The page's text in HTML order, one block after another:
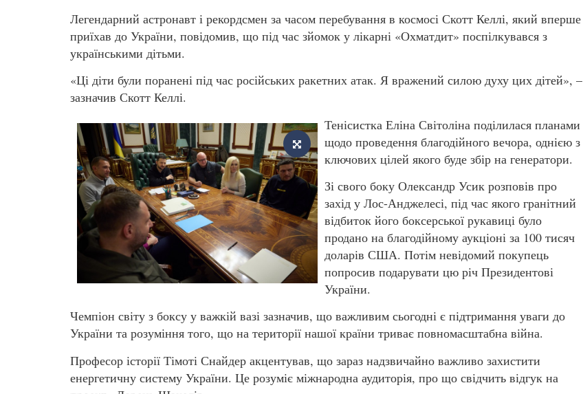
Легендарний астронавт і рекордсмен за часом перебування в космосі Скотт Келлі, який вперше
приїхав до України, повідомив, що під час зйомок у лікарні «Охматдит» поспілкувався з
українськими дітьми.
«Ці діти були поранені під час російських ракетних атак. Я вражений силою духу цих дітей», –
зазначив Скотт Келлі.
Тенісистка Еліна Світоліна поділилася планами
щодо проведення благодійного вечора, однією з
ключових цілей якого буде збір на генератори.
Зі свого боку Олександр Усик розповів про
захід у Лос-Анджелесі, під час якого гранітний
відбиток його боксерської рукавиці було
продано на благодійному аукціоні за 100 тисяч
доларів США. Потім невідомий покупець
попросив подарувати цю річ Президентові
України.
Чемпіон світу з боксу у важкій вазі зазначив, що важливим сьогодні є підтримання уваги до
України та розуміння того, що на території нашої країни триває повномасштабна війна.
Професор історії Тімоті Снайдер акцентував, що зараз надзвичайно важливо захистити
енергетичну систему України. Це розуміє міжнародна аудиторія, про що свідчить відгук на